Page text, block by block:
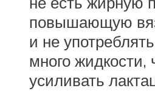
повышающую
и не
много жидкости,
усиливать